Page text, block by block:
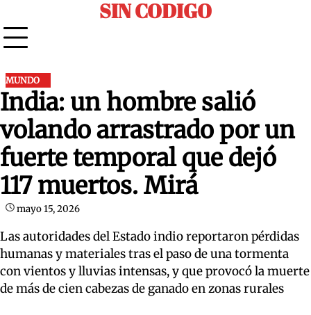
to
content
SIN CODIGO
MUNDO
India: un hombre salió
volando arrastrado por un
fuerte temporal que dejó
117 muertos. Mirá
mayo 15, 2026
Las autoridades del Estado indio reportaron pérdidas
humanas y materiales tras el paso de una tormenta
con vientos y lluvias intensas, y que provocó la muerte
de más de cien cabezas de ganado en zonas rurales